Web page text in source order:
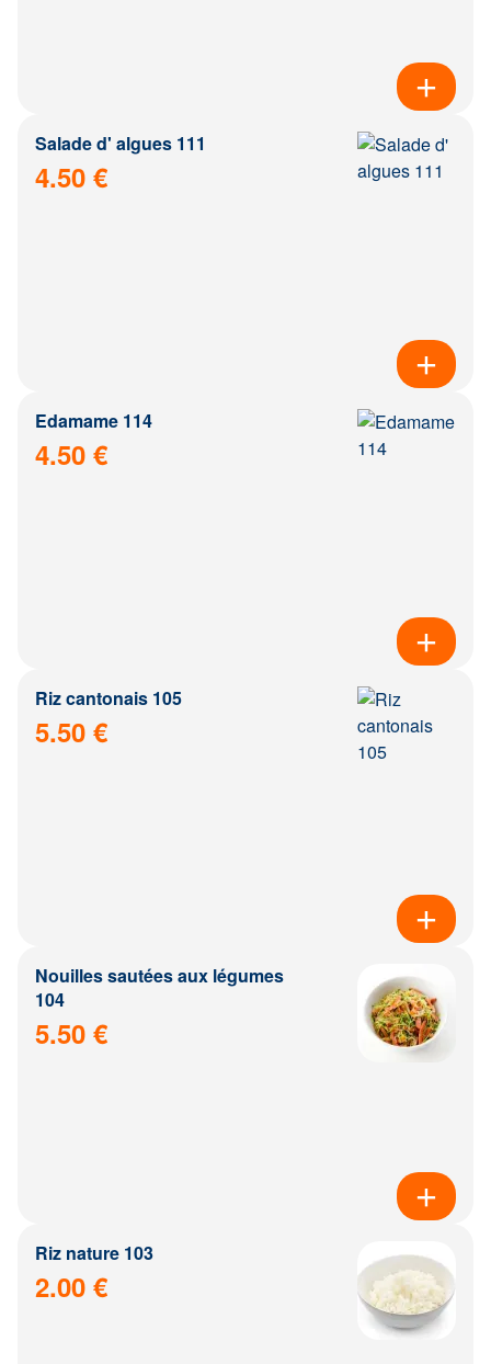
Salade d' algues 111
4.50 €
Edamame 114
4.50 €
Riz cantonais 105
5.50 €
Nouilles sautées aux légumes
104
5.50 €
Riz nature 103
2.00 €